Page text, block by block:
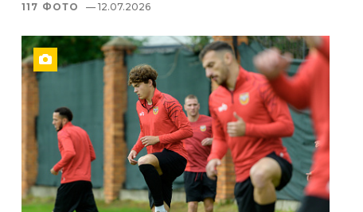
117 ФОТО — 12.07.2026